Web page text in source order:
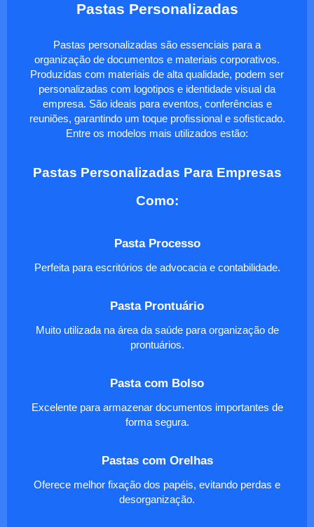
Pastas Personalizadas
Pastas personalizadas são essenciais para a
organização de documentos e materiais corporativos.
Produzidas com materiais de alta qualidade, podem ser
personalizadas com logotipos e identidade visual da
empresa. São ideais para eventos, conferências e
reuniões, garantindo um toque profissional e sofisticado.
Entre os modelos mais utilizados estão:
Pastas Personalizadas Para Empresas
Como:
Pasta Processo
Perfeita para escritórios de advocacia e contabilidade.
Pasta Prontuário
Muito utilizada na área da saúde para organização de
prontuários.
Pasta com Bolso
Excelente para armazenar documentos importantes de
forma segura.
Pastas com Orelhas
Oferece melhor fixação dos papéis, evitando perdas e
desorganização.